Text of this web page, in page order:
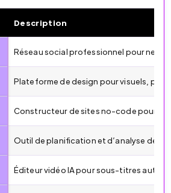
clés (mise à jour avec VidIQ &
Description
Réseau social professionnel pour
Plateforme de design pour visuels,
Constructeur de sites no-code pour
Outil de planification et d’analyse des
Éditeur vidéo IA pour sous-titres